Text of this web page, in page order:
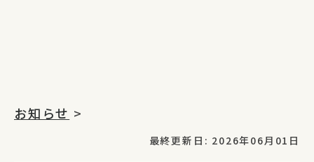
お知らせ >
最終更新日: 2026年06月01日